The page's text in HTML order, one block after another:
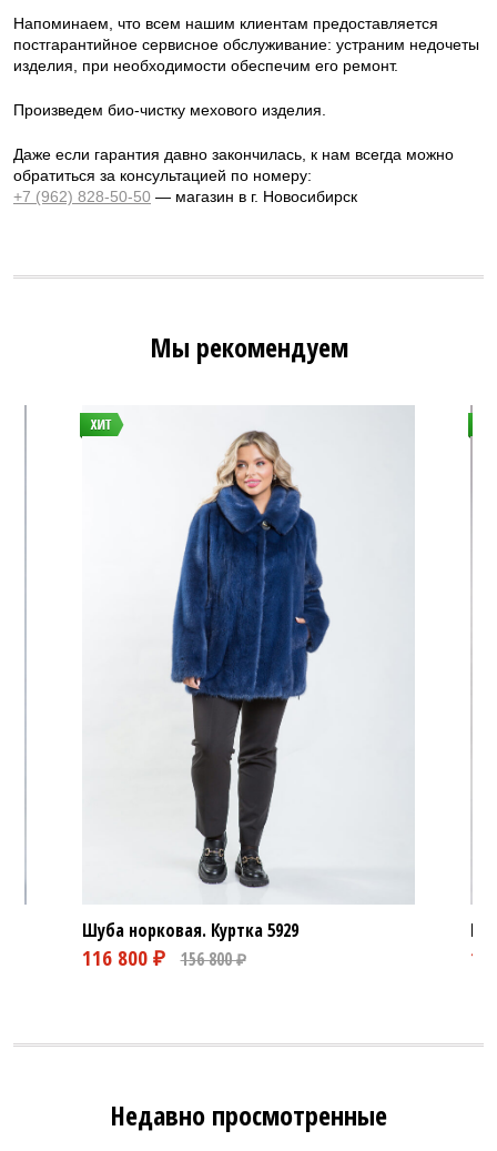
Напоминаем, что всем нашим клиентам предоставляется
постгарантийное сервисное обслуживание: устраним недочеты
изделия, при необходимости обеспечим его ремонт.
Произведем био-чистку мехового изделия.
Даже если гарантия давно закончилась, к нам всегда можно
обратиться за консультацией по номеру:
+7 (962) 828-50-50 — магазин в г. Новосибирск
Мы рекомендуем
Шуба норковая. Куртка5929
Недавно просмотренные